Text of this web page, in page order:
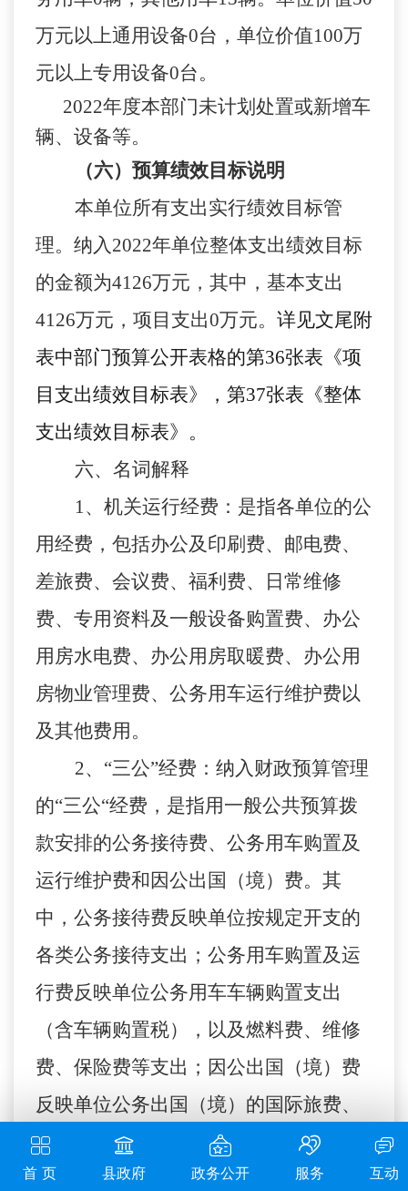
首 页 县政府 政务公开 服务 互动
万元以上通用设备0台，单位价值100万
元以上专用设备0台。
2022年度本部门未计划处置或新增车
辆、设备等。
（六）预算绩效目标说明
本单位所有支出实行绩效目标管
理。纳入2022年单位整体支出绩效目标
的金额为4126万元，其中，基本支出
4126万元，项目支出0万元。 详见文尾附
表中部门预算公开表格的第36张表《项
目支出绩效目标表》，第37张表《整体
支出绩效目标表》。
六、名词解释
1、机关运行经费：是指各单位的公
用经费，包括办公及印刷费、邮电费、
差旅费、会议费、福利费、日常维修
费、专用资料及一般设备购置费、办公
用房水电费、办公用房取暖费、办公用
房物业管理费、公务用车运行维护费以
及其他费用。
2、“三公”经费：纳入财政预算管理
的“三公“经费，是指用一般公共预算拨
款安排的公务接待费、公务用车购置及
运行维护费和因公出国（境）费。其
中，公务接待费反映单位按规定开支的
各类公务接待支出；公务用车购置及运
行费反映单位公务用车车辆购置支出
（含车辆购置税），以及燃料费、维修
费、保险费等支出；因公出国（境）费
反映单位公务出国（境）的国际旅费、
国外城市间交通费、食宿费等支出。